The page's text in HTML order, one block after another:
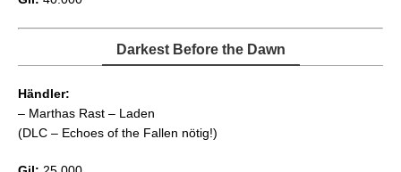
Darkest Before the Dawn
Händler:
– Marthas Rast – Laden
(DLC – Echoes of the Fallen nötig!)